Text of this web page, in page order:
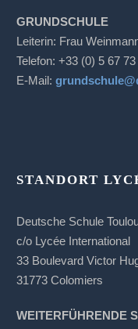
GRUNDSCHULE
Leiterin: Frau
Telefon: +33 (0) 5 67
E-Mail:
STANDORT
Deutsche Schule
c/o Lycée International
33 Boulevard Victor
31773 Colomiers
WEITERFÜHRENDE